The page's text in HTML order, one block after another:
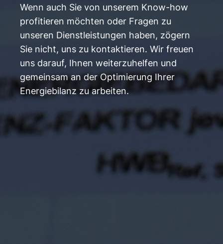
Wenn auch Sie von unserem Know-how
profitieren möchten oder Fragen zu
unseren Dienstleistungen haben, zögern
Sie nicht, uns zu kontaktieren. Wir freuen
uns darauf, Ihnen weiterzuhelfen und
gemeinsam an der Optimierung Ihrer
Energiebilanz zu arbeiten.